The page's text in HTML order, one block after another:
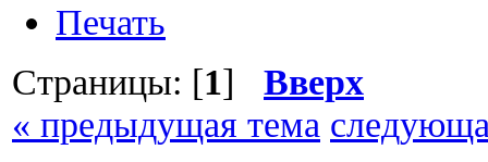
Печать
Страницы: [1] Вверх
« предыдущая тема